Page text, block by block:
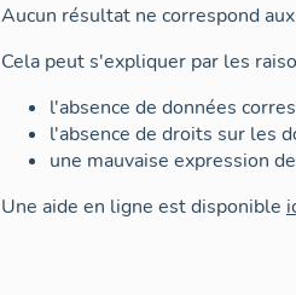
Aucun résultat ne correspond
Cela peut s'expliquer par les
l'absence de données
l'absence de droits sur les
une mauvaise expression
Une aide en ligne est disponible